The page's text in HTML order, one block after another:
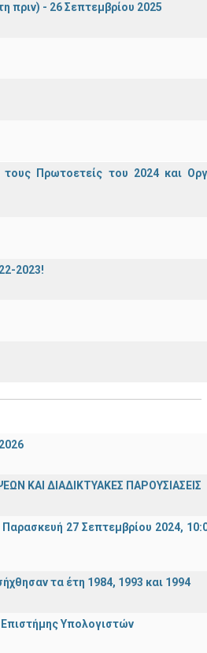
πριν) - 26 Σεπτεμβρίου 2025
Πρωτοετείς του 2024 και
2023!
ΚΑΙ ΔΙΑΔΙΚΤΥΑΚΕΣ ΠΑΡΟΥΣΙΑΣΕΙΣ
27 Σεπτεμβρίου 2024,
τα έτη 1984, 1993 και 1994
Υπολογιστών